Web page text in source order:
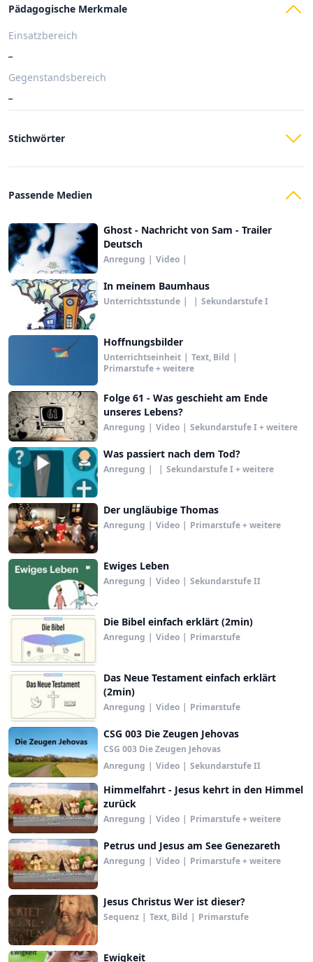
Pädagogische Merkmale
Einsatzbereich
Gegenstandsbereich
Stichwörter
Passende Medien
Ghost - Nachricht von Sam - Trailer
Deutsch
Anregung | Video |
In meinem Baumhaus
Unterrichtsstunde | | Sekundarstufe I
Hoffnungsbilder
Unterrichtseinheit | Text, Bild |
Primarstufe + weitere
Folge 61 - Was geschieht am Ende
unseres Lebens?
Anregung | Video | Sekundarstufe I + weitere
Was passiert nach dem Tod?
Anregung | | Sekundarstufe I + weitere
Der ungläubige Thomas
Anregung | Video | Primarstufe + weitere
Ewiges Leben
Anregung | Video | Sekundarstufe II
Die Bibel einfach erklärt (2min)
Anregung | Video | Primarstufe
Das Neue Testament einfach erklärt
(2min)
Anregung | Video | Primarstufe
CSG 003 Die Zeugen Jehovas
CSG 003 Die Zeugen Jehovas
Anregung | Video | Sekundarstufe II
Himmelfahrt - Jesus kehrt in den Himmel
zurück
Anregung | Video | Primarstufe + weitere
Petrus und Jesus am See Genezareth
Anregung | Video | Primarstufe + weitere
Jesus Christus Wer ist dieser?
Sequenz | Text, Bild | Primarstufe
Ewigkeit